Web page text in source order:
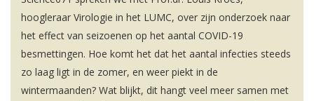
hoogleraar Virologie in het LUMC, over zijn onderzoek naar
het effect van seizoenen op het aantal COVID-19
besmettingen. Hoe komt het dat het aantal infecties steeds
zo laag ligt in de zomer, en weer piekt in de
wintermaanden? Wat blijkt, dit hangt veel meer samen met